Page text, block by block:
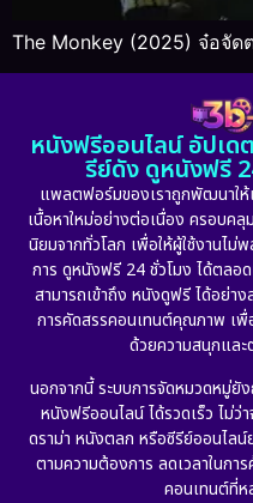
The Monkey (2025) จ๋อจัด
หนังฟรีออนไลน์ อัปเด
รีย์ดัง ดูหนังฟรี
แพลตฟอร์มของเราถูกพัฒนาใ
เนื้อหาใหม่อย่างต่อเนื่อง ครอบค
นิยมจากทั่วโลก เพื่อให้ผู้ใช้งานไ
การ ดูหนังฟรี 24 ชั่วโมง ได้ตลอด
สามารถเข้าถึง หนังดูฟรี ได้อย่า
การคัดสรรคอนเทนต์คุณภาพ เพื่
ด้วยความสนุกและ
นอกจากนี้ ระบบการจัดหมวดหมู่ยั
หนังฟรีออนไลน์ ได้รวดเร็ว ไม่
ดราม่า หนังตลก หรือซีรีย์ออนไล
ตามความต้องการ ลดเวลาในกา
คอนเทนต์ที่ห